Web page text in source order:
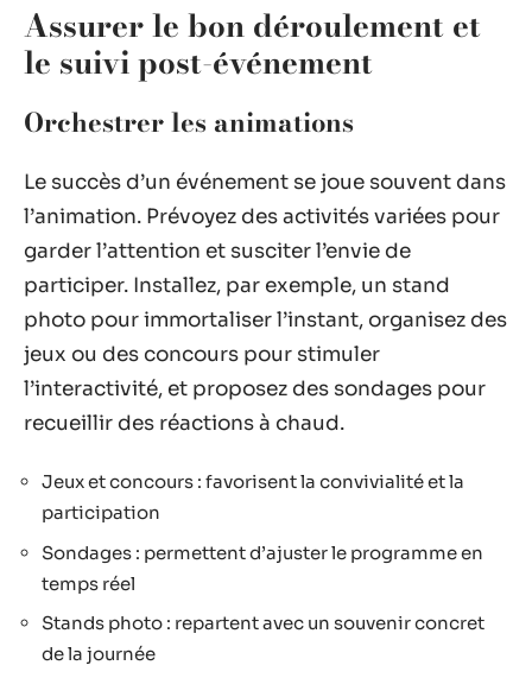
Assurer le bon déroulement et
le suivi post-événement
Orchestrer les animations
Le succès d’un événement se joue souvent dans
l’animation. Prévoyez des activités variées pour
garder l’attention et susciter l’envie de
participer. Installez, par exemple, un stand
photo pour immortaliser l’instant, organisez des
jeux ou des concours pour stimuler
l’interactivité, et proposez des sondages pour
recueillir des réactions à chaud.
Jeux et concours : favorisent la convivialité et la
participation
Sondages : permettent d’ajuster le programme en
temps réel
Stands photo : repartent avec un souvenir concret
de la journée